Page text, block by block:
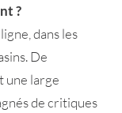
?
dans les
De
une large
de critiques